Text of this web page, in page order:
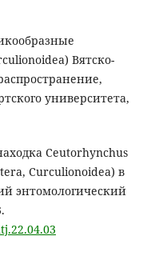
Вятско-
университета,
Ceutorhynchus
Curculionoidea) в
энтомологический